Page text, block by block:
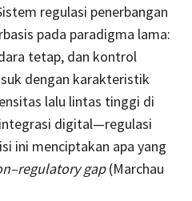
regulasi penerbangan
pada paradigma lama:
tetap, dan kontrol
dengan karakteristik
lalu lintas tinggi di
digital—regulasi
ini menciptakan apa yang
gap(Marchau